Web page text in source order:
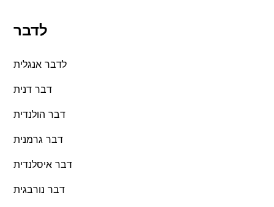
לדבר
לדבר אנגלית
דבר דנית
דבר הולנדית
דבר גרמנית
דבר איסלנדית
דבר נורבגית